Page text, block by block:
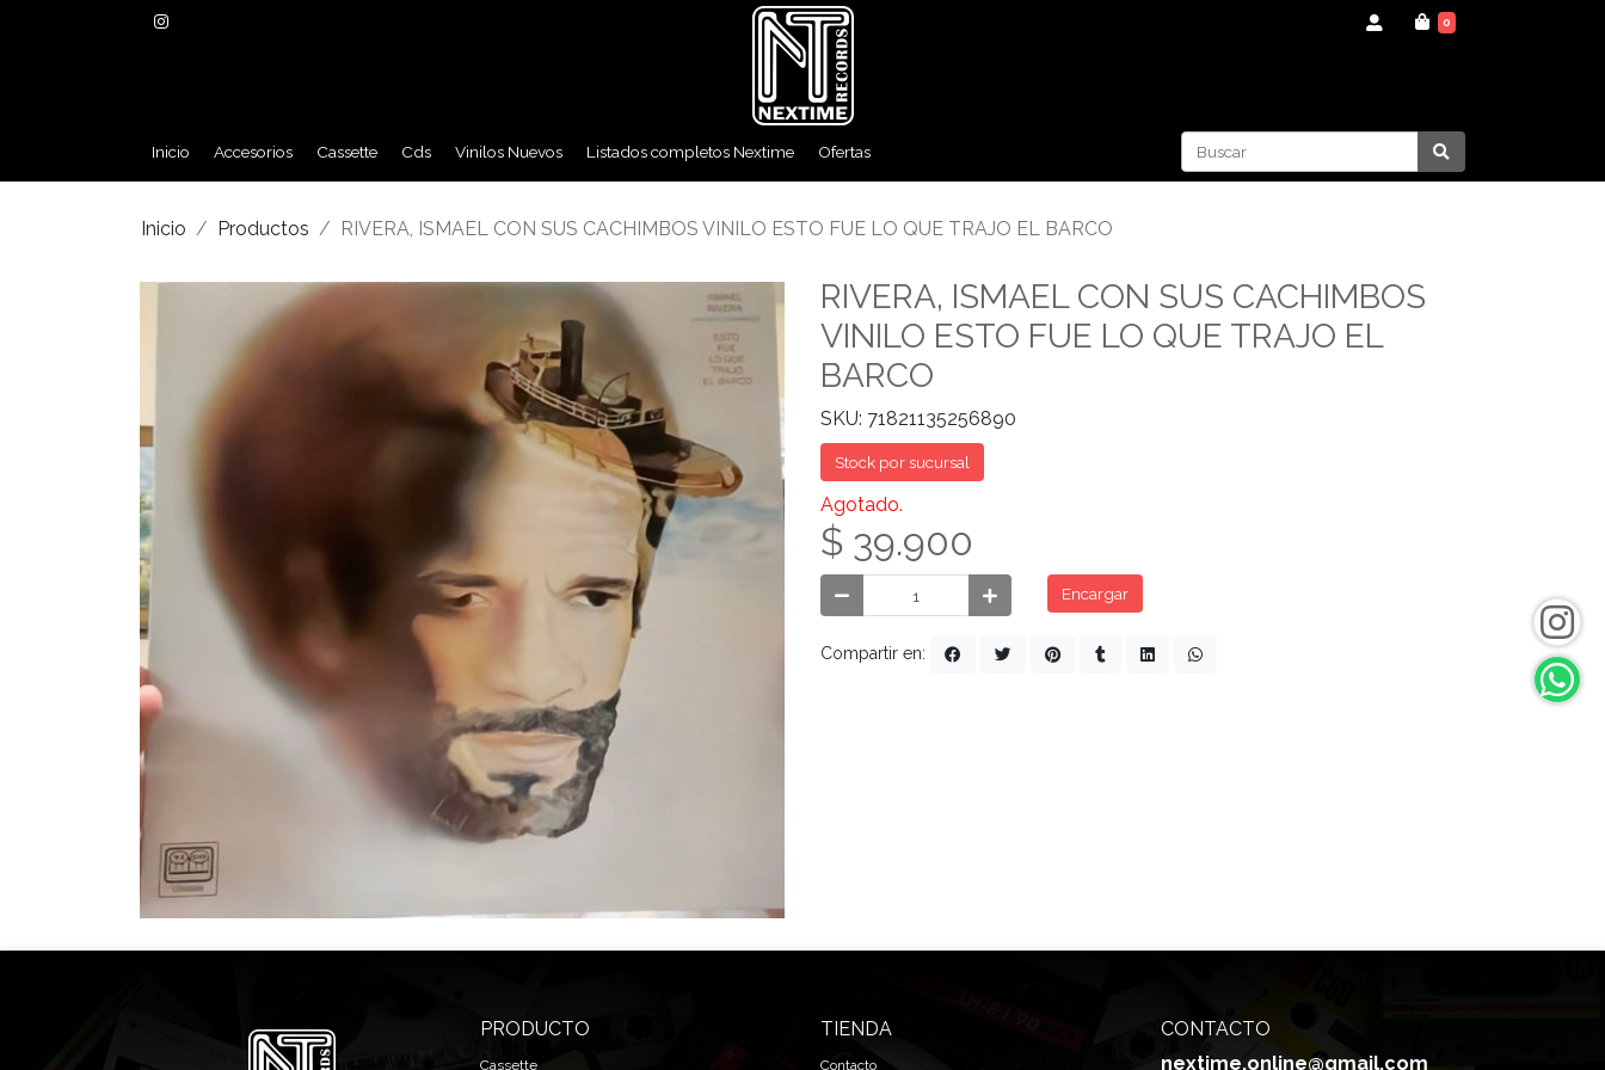
0
Inicio Accesorios Cassette Cds Vinilos Nuevos Listados completos Nextime Ofertas
Inicio Productos RIVERA, ISMAEL CON SUS CACHIMBOS VINILO ESTO FUE LO QUE TRAJO EL BARCO
RIVERA, ISMAEL CON SUS CACHIMBOS
VINILO ESTO FUE LO QUE TRAJO EL
BARCO
SKU: 71821135256890
Stock por sucursal
Agotado.
$ 39.900
Encargar
Compartir en:
PRODUCTO
Cassette
TIENDA
Contacto
CONTACTO
nextime.online@gmail.com